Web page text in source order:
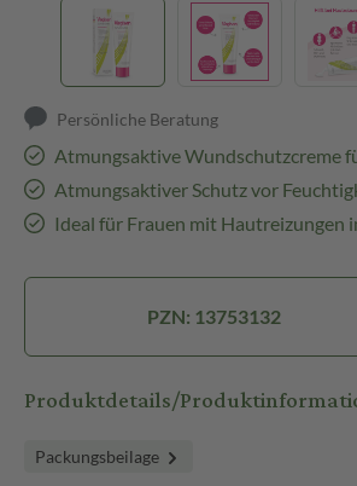
Persönliche Beratung
Atmungsaktive Wundschutzcreme
Atmungsaktiver Schutz vor
Ideal für Frauen mit Hautreizungen
PZN: 13753132
Produktdetails/
Packungsbeilage